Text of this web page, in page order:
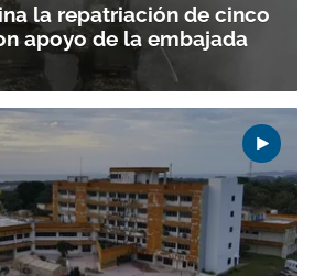
la repatriación de cinco
apoyo de la embajada